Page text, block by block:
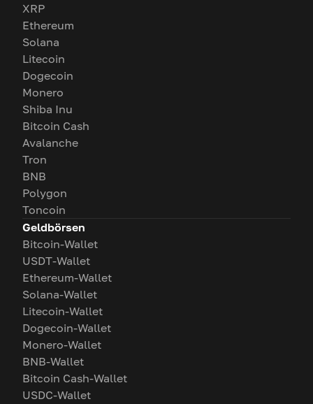
XRP
Ethereum
Solana
Litecoin
Dogecoin
Monero
Shiba Inu
Bitcoin Cash
Avalanche
Tron
BNB
Polygon
Toncoin
Geldbörsen
Bitcoin-Wallet
USDT-Wallet
Ethereum-Wallet
Solana-Wallet
Litecoin-Wallet
Dogecoin-Wallet
Monero-Wallet
BNB-Wallet
Bitcoin Cash-Wallet
USDC-Wallet